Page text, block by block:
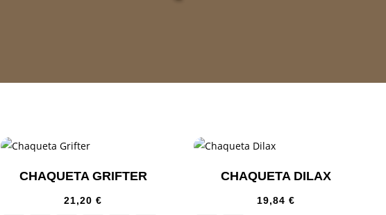
CHAQUETA GRIFTER
21,20€
CHAQUETA DILAX
19,84€